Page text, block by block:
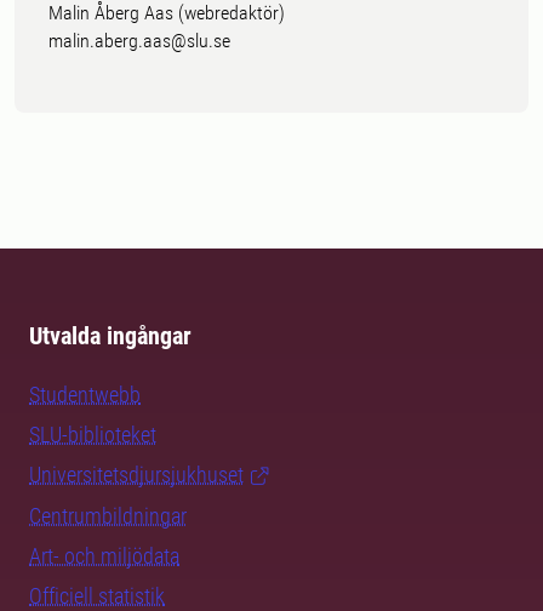
Malin Åberg Aas (webredaktör)
malin.aberg.aas@slu.se
Utvalda ingångar
Studentwebb
SLU-biblioteket
Universitetsdjursjukhuset
Centrumbildningar
Art- och miljödata
Officiell statistik